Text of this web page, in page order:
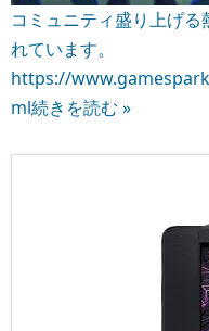
コミュニティ盛り上げ
れています。
https://
ml続きを読む »